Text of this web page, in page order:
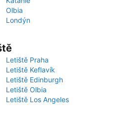
Olbia
Londýn
Letiště Praha
Letiště Keflavík
Letiště Edinburgh
Letiště Olbia
Letiště Los Angeles